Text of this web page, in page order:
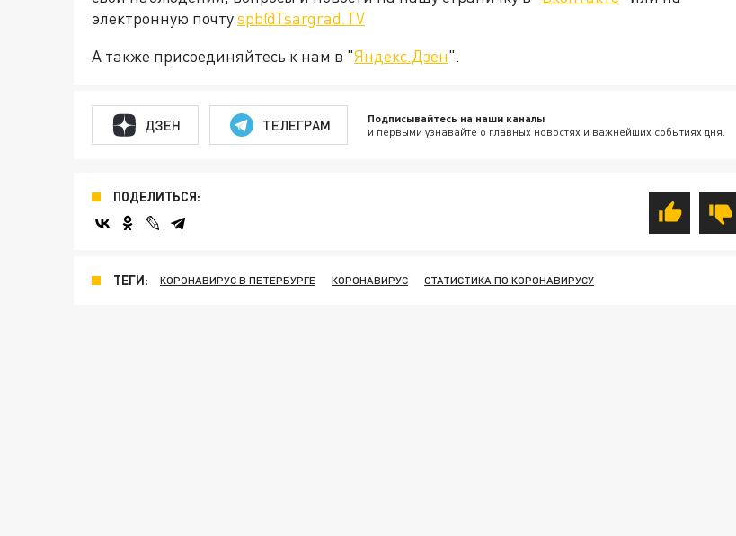
электронную почтуspb@Tsargrad.TV
А также присоединяйтесь к нам в "Яндекс.Дзен".
ДЗЕН ТЕЛЕГРАМ Подписывайтесь на наши каналы
и первыми узнавайте о главных новостях и важнейших событиях дня.
ПОДЕЛИТЬСЯ:
ТЕГИ: КОРОНАВИРУС В ПЕТЕРБУРГЕ КОРОНАВИРУС СТАТИСТИКА ПО КОРОНАВИРУСУ